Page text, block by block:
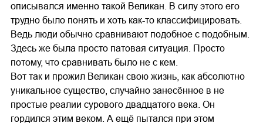
описывался именно такой Великан. В силу этого его
трудно было понять и хоть как-то классифицировать.
Ведь люди обычно сравнивают подобное с подобным.
Здесь же была просто патовая ситуация. Просто
потому, что сравнивать было не с кем.
Вот так и прожил Великан свою жизнь, как абсолютно
уникальное существо, случайно занесённое в не
простые реалии сурового двадцатого века. Он
гордился этим веком. А ещё пытался при этом